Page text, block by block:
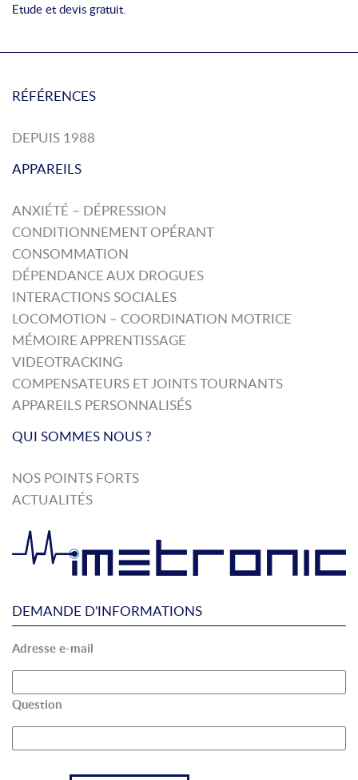
Etude et devis gratuit.
RÉFÉRENCES
DEPUIS 1988
APPAREILS
ANXIÉTÉ – DÉPRESSION
CONDITIONNEMENT OPÉRANT
CONSOMMATION
DÉPENDANCE AUX DROGUES
INTERACTIONS SOCIALES
LOCOMOTION – COORDINATION MOTRICE
MÉMOIRE APPRENTISSAGE
VIDEOTRACKING
COMPENSATEURS ET JOINTS TOURNANTS
APPAREILS PERSONNALISÉS
QUI SOMMES NOUS ?
NOS POINTS FORTS
ACTUALITÉS
DEMANDE D'INFORMATIONS
Adresse e-mail
Question